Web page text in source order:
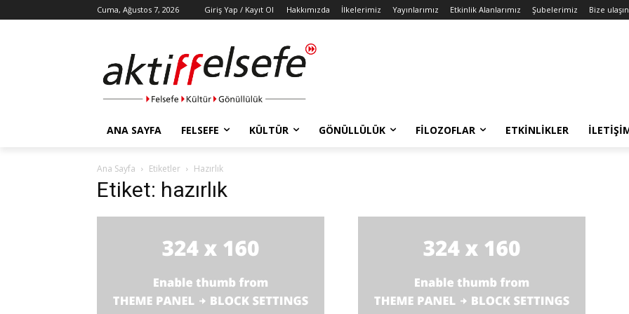
Cuma, Ağustos 7, 2026 Giriş Yap / Kayıt Ol Hakkımızda İlkelerimiz Yayınlarımız Etkinlik Alanlarımız Şubelerimiz Bize ulaşın
ANA SAYFA FELSEFE KÜLTÜR GÖNÜLLÜLÜK FILOZOFLAR ETKINLIKLER
Ana Sayfa Etiketler Hazırlık
Etiket: hazırlık